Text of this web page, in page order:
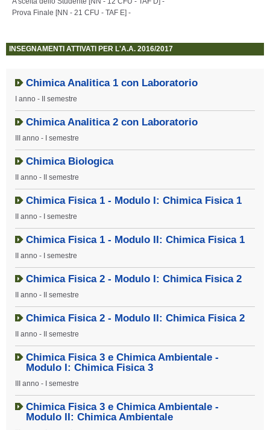
Prova Finale [NN - 21 CFU - TAF E] -
INSEGNAMENTI ATTIVATI PER L'A.A. 2016/2017
Chimica Analitica 1 con Laboratorio
I anno - II semestre
Chimica Analitica 2 con Laboratorio
III anno - I semestre
Chimica Biologica
II anno - II semestre
Chimica Fisica 1 - Modulo I: Chimica Fisica 1
II anno - I semestre
Chimica Fisica 1 - Modulo II: Chimica Fisica 1
II anno - I semestre
Chimica Fisica 2 - Modulo I: Chimica Fisica 2
II anno - II semestre
Chimica Fisica 2 - Modulo II: Chimica Fisica 2
II anno - II semestre
Chimica Fisica 3 e Chimica Ambientale -
Modulo I: Chimica Fisica 3
III anno - I semestre
Chimica Fisica 3 e Chimica Ambientale -
Modulo II: Chimica Ambientale